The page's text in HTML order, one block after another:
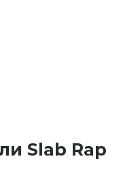
Slab Rap